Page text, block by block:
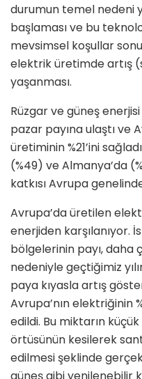
durumun temel nedeni
başlaması ve bu
mevsimsel koşullar
elektrik üretimde artış
yaşanması.
Rüzgar ve güneş
pazar payına ulaştı ve
üretiminin %21’ini
(%49) ve Almanya’da
katkısı Avrupa
Avrupa’da üretilen
enerjiden karşılanıyor.
bölgelerinin payı, daha
nedeniyle geçtiğimiz
paya kıyasla artış
Avrupa’nın elektriğinin
edildi. Bu miktarın
örtüsünün kesilerek
edilmesi şeklinde